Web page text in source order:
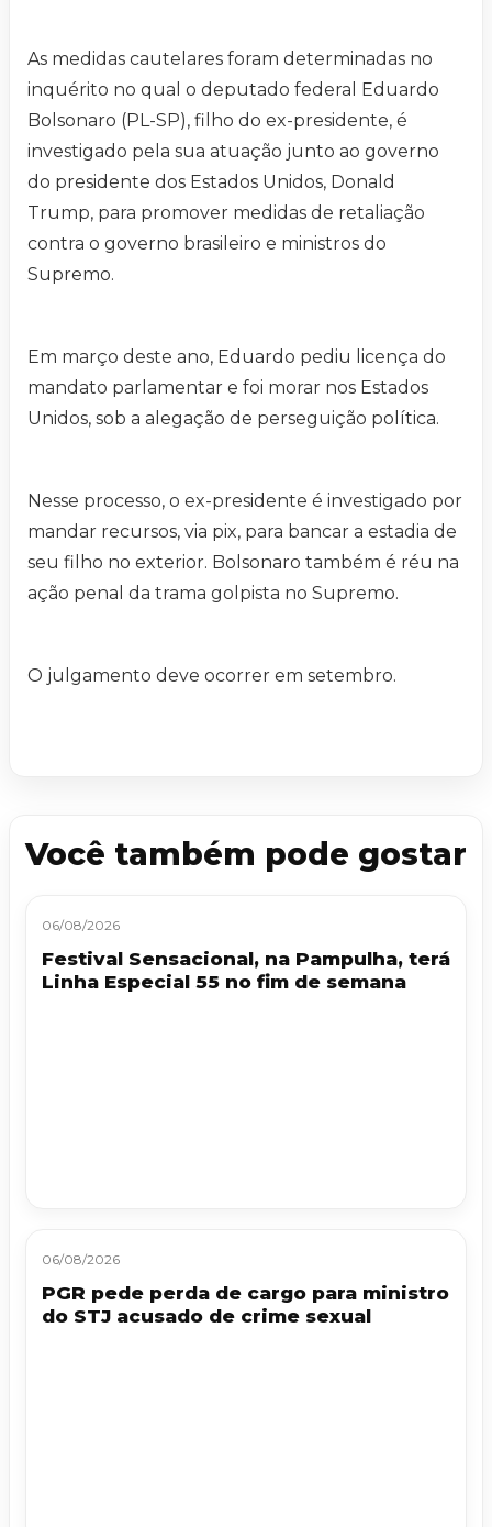
As medidas cautelares foram determinadas no
inquérito no qual o deputado federal Eduardo
Bolsonaro (PL-SP), filho do ex-presidente, é
investigado pela sua atuação junto ao governo
do presidente dos Estados Unidos, Donald
Trump, para promover medidas de retaliação
contra o governo brasileiro e ministros do
Supremo.
Em março deste ano, Eduardo pediu licença do
mandato parlamentar e foi morar nos Estados
Unidos, sob a alegação de perseguição política.
Nesse processo, o ex-presidente é investigado por
mandar recursos, via pix, para bancar a estadia de
seu filho no exterior. Bolsonaro também é réu na
ação penal da trama golpista no Supremo.
O julgamento deve ocorrer em setembro.
Você também pode gostar
06/08/2026
Festival Sensacional, na Pampulha, terá
Linha Especial 55 no fim de semana
06/08/2026
PGR pede perda de cargo para ministro
do STJ acusado de crime sexual